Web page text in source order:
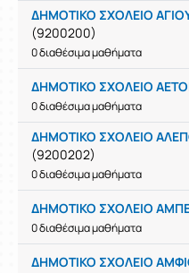
ΔΗΜΟΤΙΚΟ ΣΧΟΛΕΙΟ
(9200200)
0 διαθέσιμα μαθήματα
ΔΗΜΟΤΙΚΟ ΣΧΟΛΕΙΟ
0 διαθέσιμα μαθήματα
ΔΗΜΟΤΙΚΟ ΣΧΟΛΕΙΟ
(9200202)
0 διαθέσιμα μαθήματα
ΔΗΜΟΤΙΚΟ ΣΧΟΛΕΙΟ
0 διαθέσιμα μαθήματα
ΔΗΜΟΤΙΚΟ ΣΧΟΛΕΙΟ